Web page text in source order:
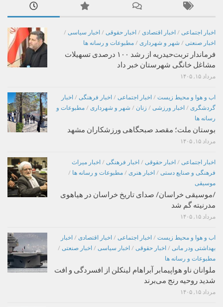
اخبار اجتماعی / اخبار اقتصادی / اخبار حقوقی / اخبار سیاسی /
اخبار صنعتی / شهر و شهرداری / مطبوعات و رسانه ها
فرماندار تربت‌حیدریه از رشد ۱۰۰ درصدی تسهیلات
مشاغل خانگی شهرستان خبر داد
مرداد ۱۵, ۱۴۰۵
اب و هوا و محیط زیست / اخبار اجتماعی / اخبار فرهنگی / اخبار
گردشگری / اخبار ورزشی / زنان / شهر و شهرداری / مطبوعات و
رسانه ها
بوستان ملت؛ مقصد صبحگاهی ورزشکاران مشهد
مرداد ۱۵, ۱۴۰۵
اخبار اجتماعی / اخبار حقوقی / اخبار فرهنگی / اخبار میراث
فرهنگی و صنایع دستی / اخبار هنری / مطبوعات و رسانه ها /
موسیقی
/موسیقی خراسان/ صدای تاریخ خراسان در هیاهوی
مدرنیته گم شد
مرداد ۱۵, ۱۴۰۵
اب و هوا و محیط زیست / اخبار اجتماعی / اخبار اقتصادی / اخبار
بهداشتی ودر مانی / اخبار حقوقی / اخبار سیاسی / اخبار صنعتی /
مطبوعات و رسانه ها
ملوانان ناو هواپیمابر آبراهام لینکلن از افسردگی و افت
شدید روحیه رنج می‌برند
مرداد ۱۵, ۱۴۰۵